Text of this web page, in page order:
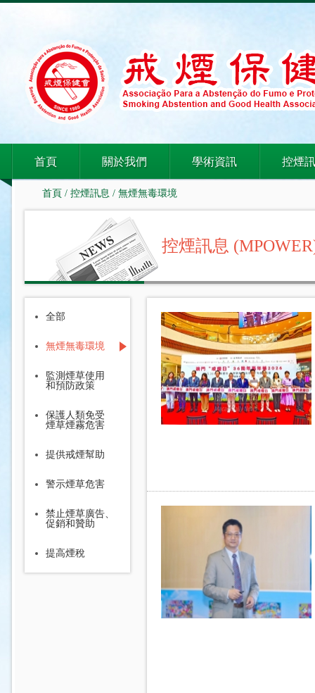
首頁 關於我們 學術資訊 控煙
首頁 / 控煙訊息 / 無煙無毒環境
控煙訊息
全部
無煙無毒環境
監測煙草使用
和預防政策
保護人類免受
煙草煙霧危害
提供戒煙幫助
警示煙草危害
禁止煙草廣告、
促銷和贊助
提高煙稅